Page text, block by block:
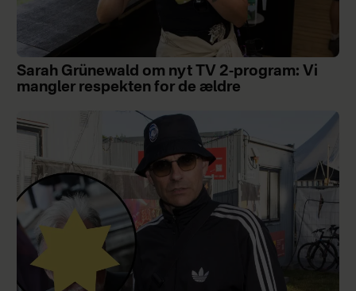
Sarah Grünewald om nyt TV 2-program: Vi
mangler respekten for de ældre